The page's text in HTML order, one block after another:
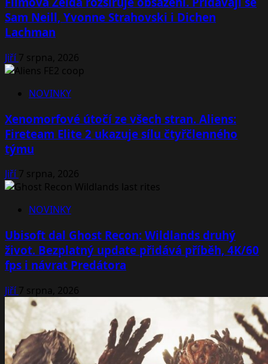
Sam Neill, Yvonne Strahovski i Dichen
Lachman
Jiří7 srpna, 2026
NOVINKY
Xenomorfové útočí ze všech stran. Aliens:
Fireteam Elite 2 ukazuje sílu čtyřčlenného
týmu
Jiří7 srpna, 2026
NOVINKY
Ubisoft dal Ghost Recon: Wildlands druhý
život. Bezplatný update přidává příběh, 4K/60
fps i návrat Predátora
Jiří7 srpna, 2026